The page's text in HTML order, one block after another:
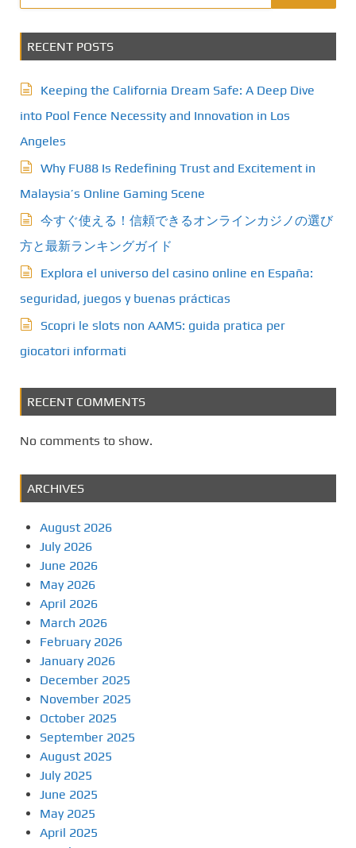
RECENT POSTS
Keeping the California Dream Safe: A Deep Dive
into Pool Fence Necessity and Innovation in Los
Angeles
Why FU88 Is Redefining Trust and Excitement in
Malaysia’s Online Gaming Scene
今すぐ使える！信頼できるオンラインカジノの選び
方と最新ランキングガイド
Explora el universo del casino online en España:
seguridad, juegos y buenas prácticas
Scopri le slots non AAMS: guida pratica per
giocatori informati
RECENT COMMENTS
No comments to show.
ARCHIVES
August 2026
July 2026
June 2026
May 2026
April 2026
March 2026
February 2026
January 2026
December 2025
November 2025
October 2025
September 2025
August 2025
July 2025
June 2025
May 2025
April 2025